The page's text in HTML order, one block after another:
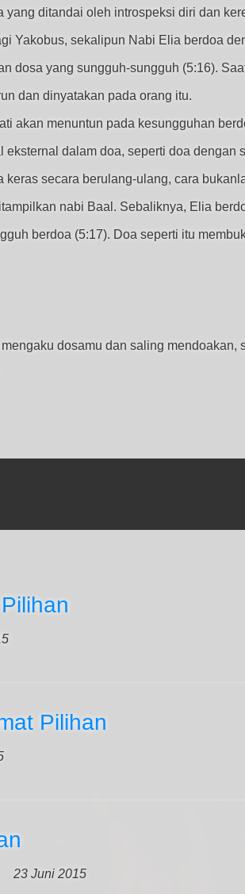
ditandai oleh introspeksi diri dan
Yakobus, sekalipun Nabi Elia berdoa
dosa yang sungguh-sungguh (5:16).
dan dinyatakan pada orang itu.
akan menuntun pada kesungguhan
dalam doa, seperti doa
keras secara berulang-ulang, cara
nabi Baal. Sebaliknya, Elia
berdoa (5:17). Doa seperti itu
dosamu dan saling
Pilihan
23 Juni 2015